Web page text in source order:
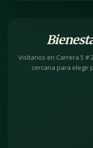
Visítanos en Carrera 5 #
cercana para elegir